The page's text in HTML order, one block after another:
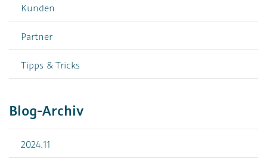
Kunden
Partner
Tipps & Tricks
Blog-Archiv
2024.11